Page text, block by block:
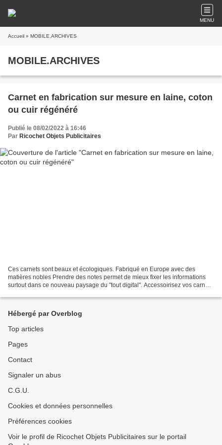
MENU
Accueil » MOBILE.ARCHIVES
MOBILE.ARCHIVES
Carnet en fabrication sur mesure en laine, coton
ou cuir régénéré
Publié le 08/02/2022 à 16:46
Par Ricochet Objets Publicitaires
Ces carnets sont beaux et écologiques. Fabriqué en Europe avec des
matières nobles Prendre des notes permet de mieux fixer les informations
surtout dans ce nouveau paysage du "tout digital". Accessoirisez vos carnets
Hébergé par Overblog
Top articles
Pages
Contact
Signaler un abus
C.G.U.
Cookies et données personnelles
Préférences cookies
Voir le profil de Ricochet Objets Publicitaires sur le portail